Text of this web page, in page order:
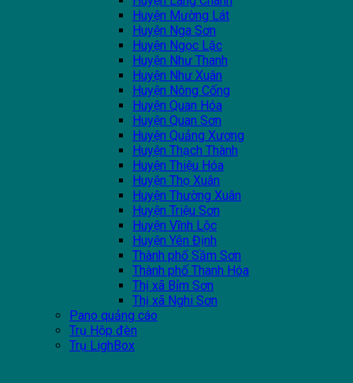
Huyện Mường Lát
Huyện Nga Sơn
Huyện Ngọc Lặc
Huyện Như Thanh
Huyện Như Xuân
Huyện Nông Cống
Huyện Quan Hóa
Huyện Quan Sơn
Huyện Quảng Xương
Huyện Thạch Thành
Huyện Thiệu Hóa
Huyện Thọ Xuân
Huyện Thường Xuân
Huyện Triệu Sơn
Huyện Vĩnh Lộc
Huyện Yên Định
Thành phố Sầm Sơn
Thành phố Thanh Hóa
Thị xã Bỉm Sơn
Thị xã Nghi Sơn
Pano quảng cáo
Trụ Hộp đèn
Trụ LighBox